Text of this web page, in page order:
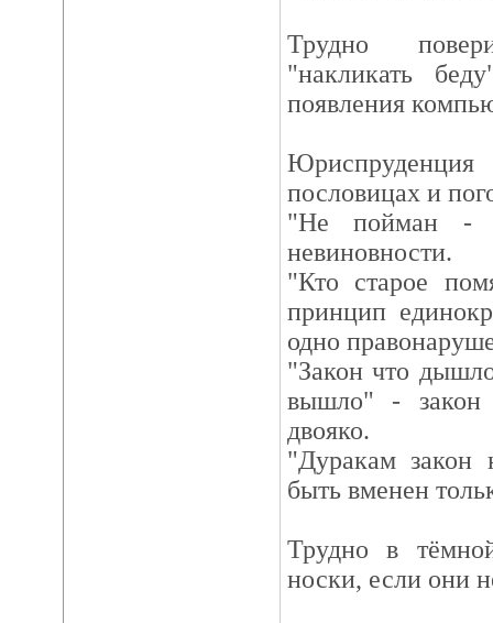
Трудно
"накликать
появления
пословицах и
"Не пойман -
невиновности.
"Кто старое
принцип
одно
"Закон что
вышло" - закон
двояко.
"Дуракам
быть вменен
Трудно в
носки, если они